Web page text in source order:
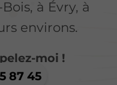
à Évry, à
environs.
moi !
87 45